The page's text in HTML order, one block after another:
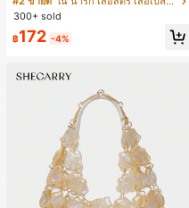
แขนพอง จับคู่กับกระโปรงชายระบาย,
ลดอายุและดูดี, นุ่มและเก๋ไก๋สำหรับใส่ทุ
กวัน
300+ sold
฿172 -4%